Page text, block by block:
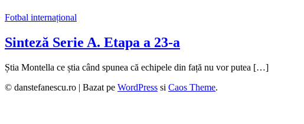
Fotbal internațional
Sinteză Serie A. Etapa a 23-a
Știa Montella ce știa când spunea că echipele din față nu vor putea […]
© danstefanescu.ro | Bazat pe WordPress si Caos Theme.